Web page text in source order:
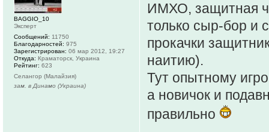
ИМХО, защитная
только сыр-бор и
прокачки
наитию).
Тут опытному
а новичок и
правильно
BAGGIO_10
Эксперт
Сообщений: 11750
Благодарностей: 975
Зарегистрирован: 06 мар 2012, 19:27
Откуда: Краматорск, Украина
Рейтинг: 623
Селангор (Малайзия)
зам. в Динамо (Украина)